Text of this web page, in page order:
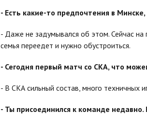
- Есть какие-то предпочтения в
- Даже не задумывался об этом. Сейчас
семья переедет и нужно обустроиться.
- Сегодня первый матч со СКА, что
- В СКА сильный состав, много техничных
- Ты присоединился к команде недавно.